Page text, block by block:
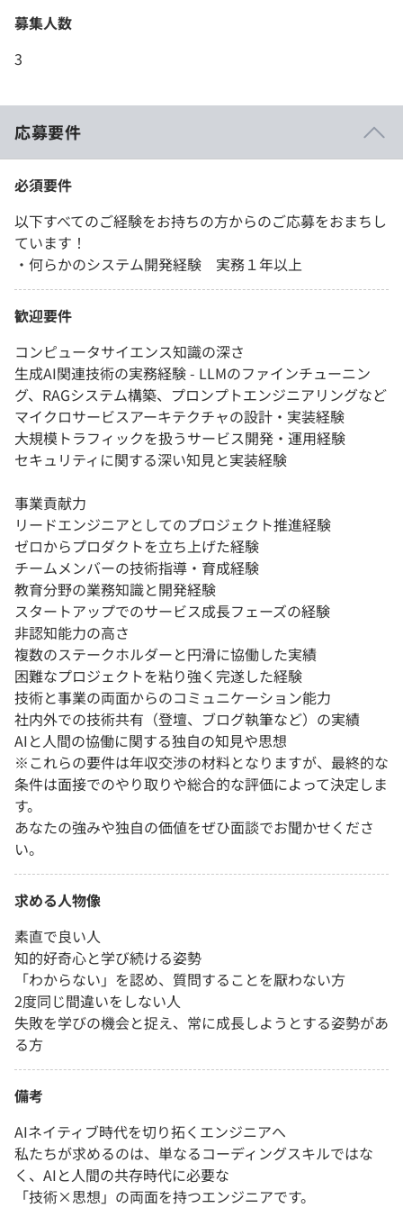
募集人数
3
応募要件
必須要件
以下すべてのご経験をお持ちの方からのご応募をおまちし
ています！
・何らかのシステム開発経験 実務１年以上
歓迎要件
コンピュータサイエンス知識の深さ
生成AI関連技術の実務経験 - LLMのファインチューニン
グ、RAGシステム構築、プロンプトエンジニアリングなど
マイクロサービスアーキテクチャの設計・実装経験
大規模トラフィックを扱うサービス開発・運用経験
セキュリティに関する深い知見と実装経験
事業貢献力
リードエンジニアとしてのプロジェクト推進経験
ゼロからプロダクトを立ち上げた経験
チームメンバーの技術指導・育成経験
教育分野の業務知識と開発経験
スタートアップでのサービス成長フェーズの経験
非認知能力の高さ
複数のステークホルダーと円滑に協働した実績
困難なプロジェクトを粘り強く完遂した経験
技術と事業の両面からのコミュニケーション能力
社内外での技術共有（登壇、ブログ執筆など）の実績
AIと人間の協働に関する独自の知見や思想
※これらの要件は年収交渉の材料となりますが、最終的な
条件は面接でのやり取りや総合的な評価によって決定しま
す。
あなたの強みや独自の価値をぜひ面談でお聞かせくださ
い。
求める人物像
素直で良い人
知的好奇心と学び続ける姿勢
「わからない」を認め、質問することを厭わない方
2度同じ間違いをしない人
失敗を学びの機会と捉え、常に成長しようとする姿勢があ
る方
備考
AIネイティブ時代を切り拓くエンジニアへ
私たちが求めるのは、単なるコーディングスキルではな
く、AIと人間の共存時代に必要な
「技術×思想」の両面を持つエンジニアです。